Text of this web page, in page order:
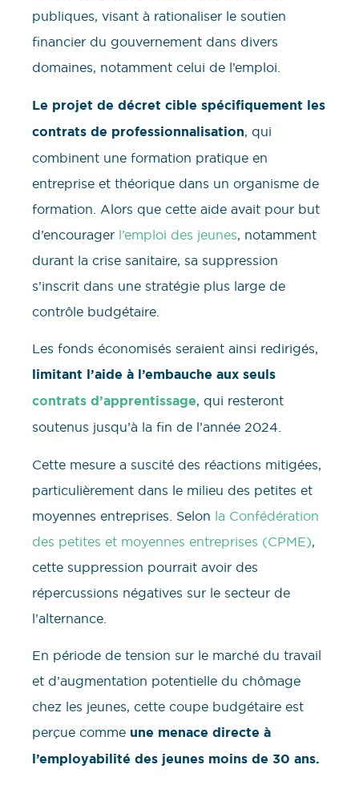
publiques, visant à rationaliser le soutien
financier du gouvernement dans divers
domaines, notamment celui de l’emploi.
Le projet de décret cible spécifiquement les
contrats de professionnalisation, qui
combinent une formation pratique en
entreprise et théorique dans un organisme de
formation. Alors que cette aide avait pour but
d’encourager l’emploi des jeunes, notamment
durant la crise sanitaire, sa suppression
s’inscrit dans une stratégie plus large de
contrôle budgétaire.
Les fonds économisés seraient ainsi redirigés,
limitant l’aide à l’embauche aux seuls
contrats d’apprentissage, qui resteront
soutenus jusqu’à la fin de l’année 2024.
Cette mesure a suscité des réactions mitigées,
particulièrement dans le milieu des petites et
moyennes entreprises. Selon la Confédération
des petites et moyennes entreprises (CPME),
cette suppression pourrait avoir des
répercussions négatives sur le secteur de
l’alternance.
En période de tension sur le marché du travail
et d’augmentation potentielle du chômage
chez les jeunes, cette coupe budgétaire est
perçue comme une menace directe à
l’employabilité des jeunes moins de 30 ans.